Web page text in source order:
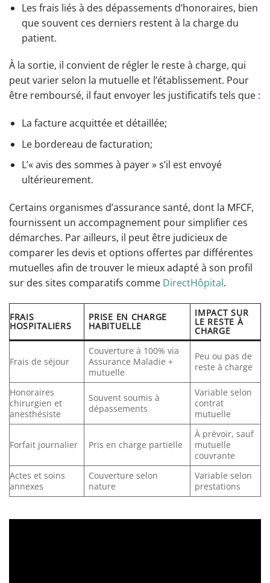
Les frais liés à des dépassements d’honoraires, bien
que souvent ces derniers restent à la charge du
patient.
À la sortie, il convient de régler le reste à charge, qui
peut varier selon la mutuelle et l’établissement. Pour
être remboursé, il faut envoyer les justificatifs tels que :
La facture acquittée et détaillée;
Le bordereau de facturation;
L’« avis des sommes à payer » s’il est envoyé
ultérieurement.
Certains organismes d’assurance santé, dont la MFCF,
fournissent un accompagnement pour simplifier ces
démarches. Par ailleurs, il peut être judicieux de
comparer les devis et options offertes par différentes
mutuelles afin de trouver le mieux adapté à son profil
sur des sites comparatifs comme DirectHôpital.
FRAIS
HOSPITALIERS
PRISE EN CHARGE
HABITUELLE
IMPACT SUR
LE RESTE À
CHARGE
Frais de séjour
Couverture à 100% via
Assurance Maladie +
mutuelle
Peu ou pas de
reste à charge
Honoraires
chirurgien et
anesthésiste
Souvent soumis à
dépassements
Variable selon
contrat
mutuelle
Forfait journalier Pris en charge partielle
À prévoir, sauf
mutuelle
couvrante
Actes et soins
annexes
Couverture selon
nature
Variable selon
prestations